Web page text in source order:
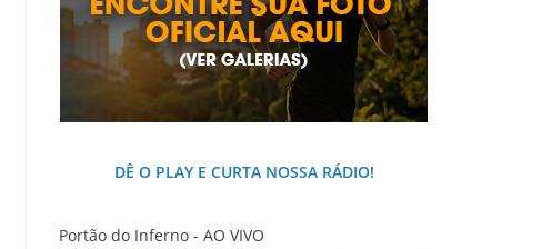
DÊ O PLAY E CURTA NOSSA RÁDIO!
Portão do Inferno - AO VIVO